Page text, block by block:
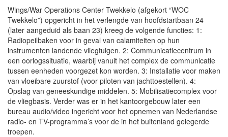
Wings/War Operations Center Twekkelo (afgekort “WOC
Twekkelo”) opgericht in het verlengde van hoofdstartbaan 24
(later aangeduid als baan 23) kreeg de volgende functies: 1:
Radiopeilbaken voor in geval van calamiteiten op hun
instrumenten landende vliegtuigen. 2: Communicatiecentrum in
een oorlogssituatie, waarbij vanuit het complex de communicatie
tussen eenheden voorgezet kon worden. 3: Installatie voor maken
van vloeibare zuurstof (voor piloten van jachttoestellen). 4:
Opslag van geneeskundige middelen. 5: Mobilisatiecomplex voor
de vliegbasis. Verder was er in het kantoorgebouw later een
bureau audio/video ingericht voor het opnemen van Nederlandse
radio- en TV-programma’s voor de in het buitenland gelegerde
troepen.